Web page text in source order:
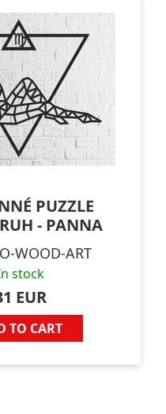
PUZZLE
- PANNA
WOOD-ART
stock
EUR
TO CART